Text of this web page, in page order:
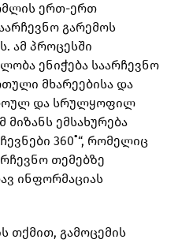
ერთ-ერთ
გარემოს
ამ პროცესში
ენიჭება საარჩევნო
მხარეებისა და
და სრულყოფილ
ემსახურება
360˚“, რომელიც
თემებზე
ინფორმაციას
თქმით, გამოცემის